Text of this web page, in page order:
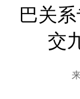
巴关
交